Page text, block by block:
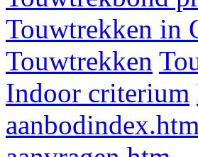
Touwtrekken in
Touwtrekken
Indoor criterium
aanbodindex.htm